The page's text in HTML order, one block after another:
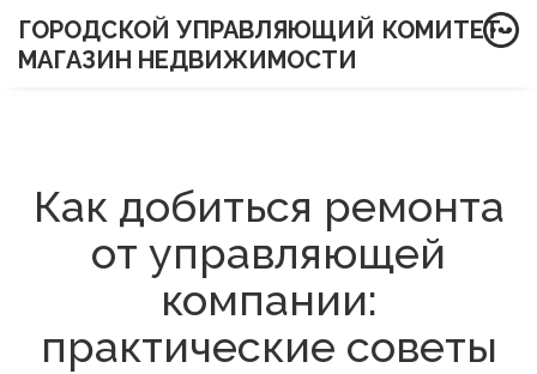
ГОРОДСКОЙ УПРАВЛЯЮЩИЙ КОМИТЕТ-
МАГАЗИН НЕДВИЖИМОСТИ
Как добиться ремонта
от управляющей
компании:
практические советы